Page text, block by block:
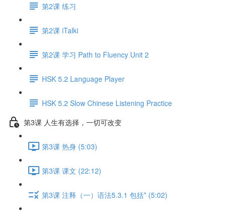
第2课 练习
第2课 iTalki
第2课 学习 Path to Fluency Unit 2
HSK 5.2 Language Player
HSK 5.2 Slow Chinese Listening Practice
第3课 人生有选择，一切可改变
第3课 热身 (5:03)
第3课 课文 (22:12)
第3课 注释（一）语法5.3.1 包括* (5:02)